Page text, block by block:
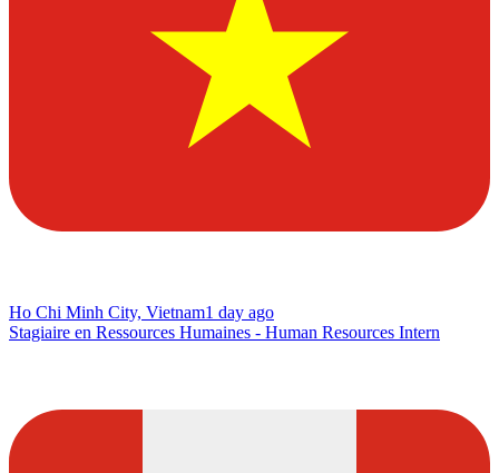
Ho Chi Minh City, Vietnam1 day ago
Stagiaire en Ressources Humaines - Human Resources Intern